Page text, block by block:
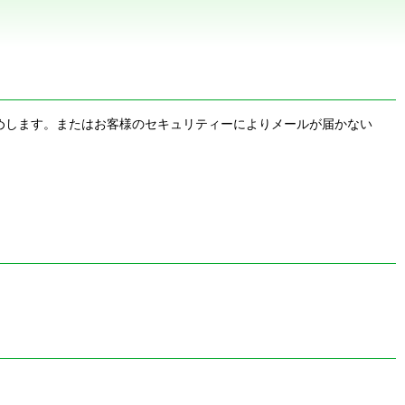
ます。またはお客様のセキュリティーによりメールが届かない